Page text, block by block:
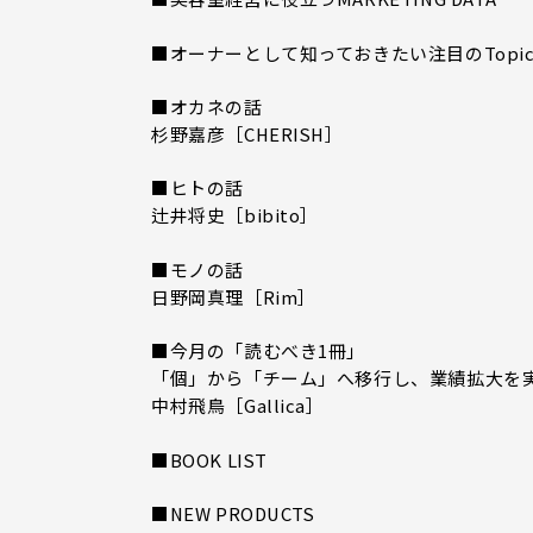
■オーナーとして知っておきたい注目の
■オカネの話
杉野嘉彦［CHERISH］
■ヒトの話
辻井将史［bibito］
■モノの話
日野岡真理［Rim］
■今月の「読むべき1冊」
「個」から「チーム」へ移行し、業績拡大
中村飛鳥［Gallica］
■BOOK LIST
■NEW PRODUCTS